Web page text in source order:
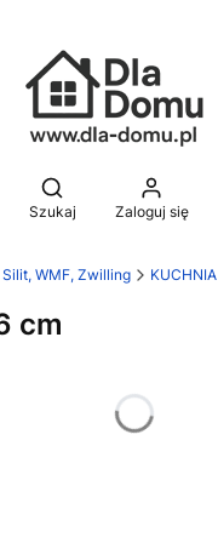
Otwórz wyszukiwarkę
Szukaj Zaloguj się
WMF, Zwilling KUCHNIA
cm